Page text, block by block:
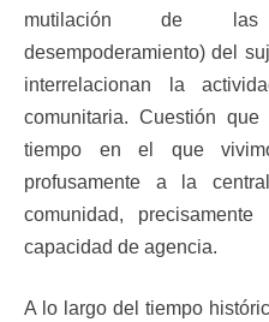
mutilación de las
desempoderamiento) del
interrelacionan la
comunitaria. Cuestión
tiempo en el que
profusamente a la
comunidad,
capacidad de agencia.
A lo largo del tiempo